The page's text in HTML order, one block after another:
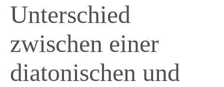
Unterschied
zwischen einer
diatonischen und